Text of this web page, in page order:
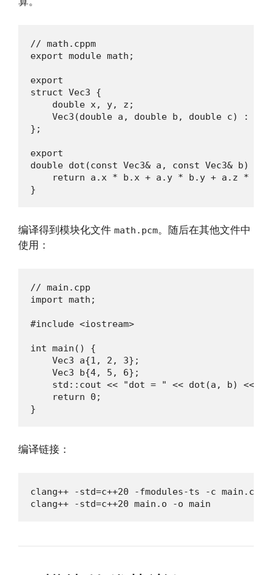
// math.cppm
export module math;
export
struct Vec3 {
    double x, y, z;
Vec3(double a, double b, double c) :
};
export
double dot(const Vec3& a, const Vec3& b) {
return a.x * b.x + a.y * b.y + a.z *
}
编译得到模块化文件 math.pcm。随后在其他文件中
使用：
// main.cpp
import math;
#include <iostream>
int main() {
    Vec3 a{1, 2, 3};
    Vec3 b{4, 5, 6};
std::cout << "dot = " << dot(a, b) <<
    return 0;
}
编译链接：
clang++ -std=c++20 -fmodules-ts -c main.cpp
clang++ -std=c++20 main.o -o main